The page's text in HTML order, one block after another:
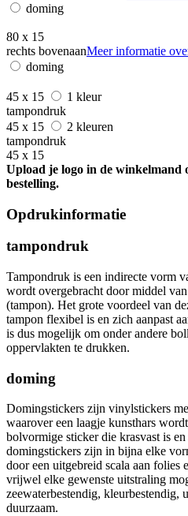
doming
80 x 15
rechts bovenaanMeer informatie
doming
45 x 15
1 kleur
tampondruk
45 x 15
2 kleuren
tampondruk
45 x 15
Upload je logo in de winkelmand
bestelling.
Opdrukinformatie
tampondruk
Tampondruk is een indirecte vorm
wordt overgebracht door middel
(tampon). Het grote voordeel van
tampon flexibel is en zich aanpast
is dus mogelijk om onder andere
oppervlakten te drukken.
doming
Domingstickers zijn vinylstickers
waarover een laagje kunsthars
bolvormige sticker die krasvast is
domingstickers zijn in bijna elke
door een uitgebreid scala aan folies
vrijwel elke gewenste uitstraling
zeewaterbestendig, kleurbestendig,
duurzaam.